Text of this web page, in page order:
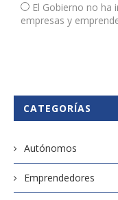
El Gobierno no ha
empresas y
CATEGORÍAS
Autónomos
Emprendedores